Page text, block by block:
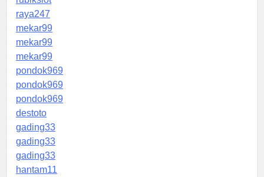
raya247
mekar99
mekar99
mekar99
pondok969
pondok969
pondok969
destoto
gading33
gading33
gading33
hantam11